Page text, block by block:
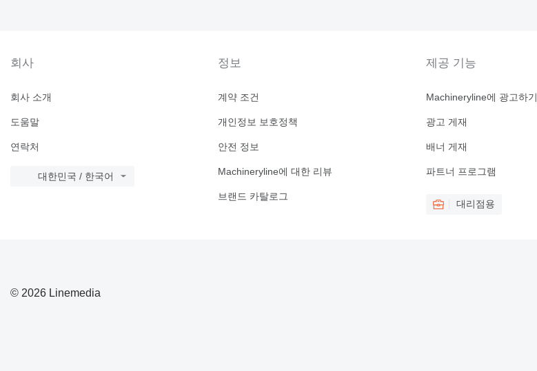
회사
회사 소개
도움말
연락처
대한민국 / 한국어
정보
계약 조건
개인정보 보호정책
안전 정보
Machineryline에 대한 리뷰
브랜드 카탈로그
제공 기능
Machineryline에 광고하기
광고 게재
배너 게재
파트너 프로그램
대리점용
© 2026 Linemedia